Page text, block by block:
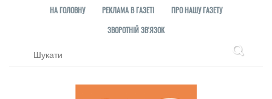
НА ГОЛОВНУ РЕКЛАМА В ГАЗЕТІ
ПРО НАШУ ГАЗЕТУ
ЗВОРОТНІЙ ЗВ'ЯЗОК